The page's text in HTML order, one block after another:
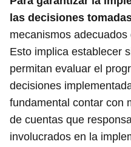
las decisiones
mecanismos
Esto implica establecer
permitan evaluar el
decisiones
fundamental contar con
de cuentas que
involucrados en la